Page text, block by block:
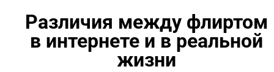
Различия между флиртом
в интернете и в реальной
жизни